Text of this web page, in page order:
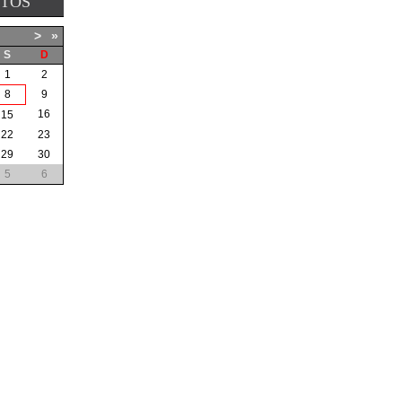
> »
S
D
1
2
8
9
15
16
22
23
29
30
5 6